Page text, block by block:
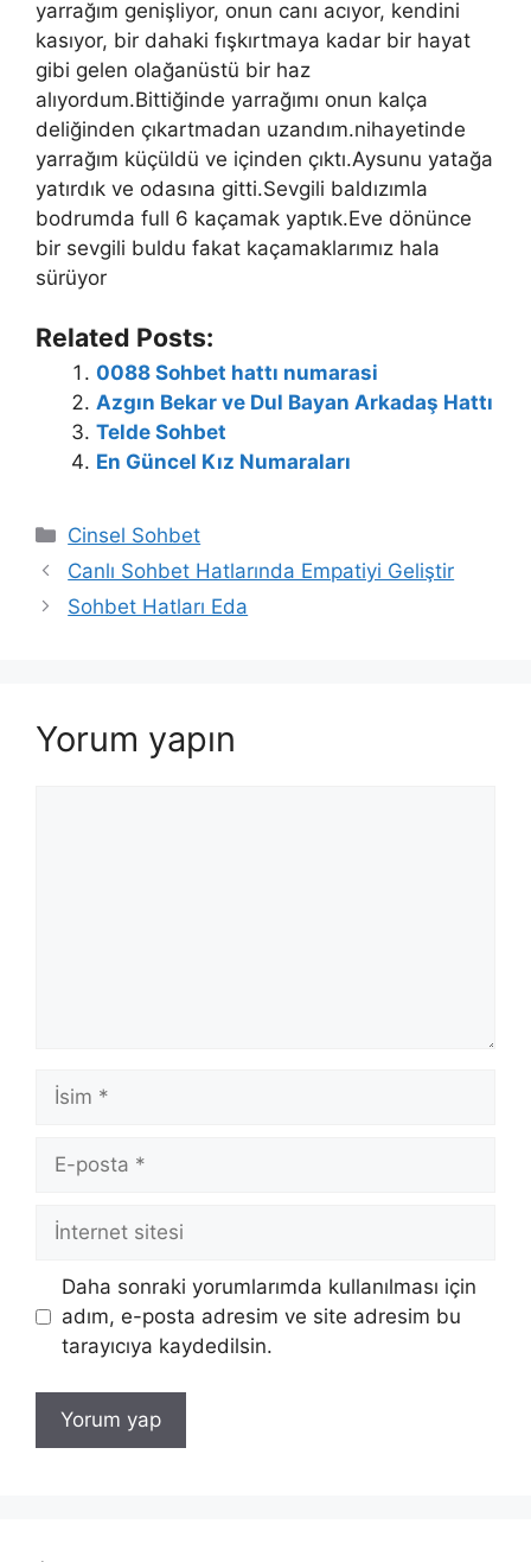
Related Posts:
0088 Sohbet hattı numarasi
Azgın Bekar ve Dul Bayan Arkadaş Hattı
Telde Sohbet
En Güncel Kız Numaraları
Kategoriler
Cinsel Sohbet
Canlı Sohbet Hatlarında Empatiyi Geliştir
Sohbet Hatları Eda
Yorum yapın
İsim
posta
İnternet
Daha sonraki yorumlarımda kullanılması için
adım, e-posta adresim ve site adresim bu
tarayıcıya kaydedilsin.